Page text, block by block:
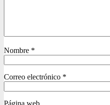
Nombre *
Correo electrónico *
Página web